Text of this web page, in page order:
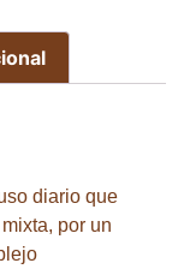
diario que
por un